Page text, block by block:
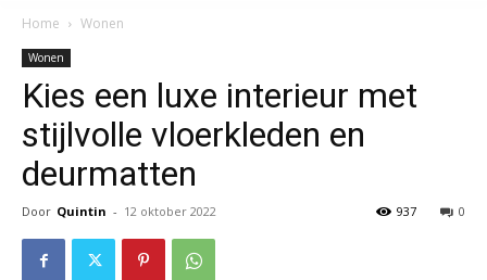
Home Wonen
Wonen
Kies een luxe interieur met
stijlvolle vloerkleden en
deurmatten
Door Quintin - 12 oktober 2022 0
937